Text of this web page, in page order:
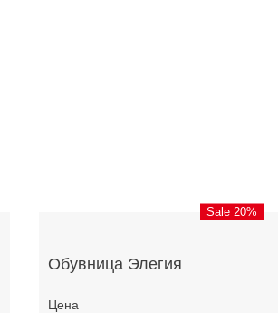
Sale 20%
Обувница Элегия